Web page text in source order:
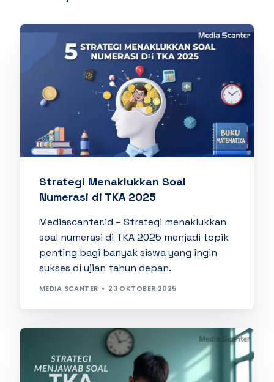
Strategi Menaklukkan Soal
Numerasi di TKA 2025
Mediascanter.id – Strategi menaklukkan
soal numerasi di TKA 2025 menjadi topik
penting bagi banyak siswa yang ingin
sukses di ujian tahun depan.
MEDIA SCANTER 23 OKTOBER 2025